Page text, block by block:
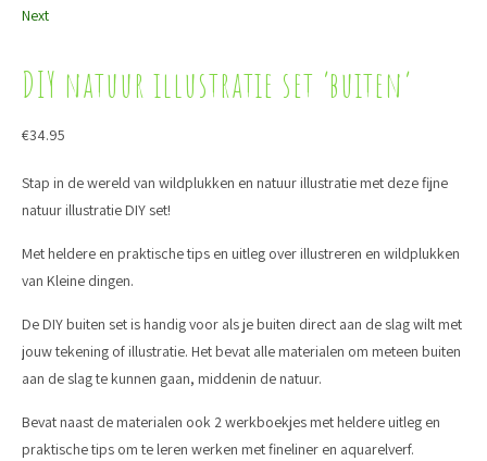
Next
DIY natuur illustratie set ‘buiten’
€34.95
Stap in de wereld van wildplukken en natuur illustratie met deze fijne
natuur illustratie DIY set!
Met heldere en praktische tips en uitleg over illustreren en wildplukken
van Kleine dingen.
De DIY buiten set is handig voor als je buiten direct aan de slag wilt met
jouw tekening of illustratie. Het bevat alle materialen om meteen buiten
aan de slag te kunnen gaan, middenin de natuur.
Bevat naast de materialen ook 2 werkboekjes met heldere uitleg en
praktische tips om te leren werken met fineliner en aquarelverf.